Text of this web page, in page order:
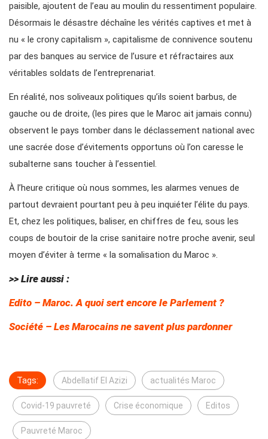
paisible, ajoutent de l’eau au moulin du ressentiment populaire.
Désormais le désastre déchaîne les vérités captives et met à
nu « le crony capitalism », capitalisme de connivence soutenu
par des banques au service de l’usure et réfractaires aux
véritables soldats de l’entreprenariat.
En réalité, nos soliveaux politiques qu’ils soient barbus, de
gauche ou de droite, (les pires que le Maroc ait jamais connu)
observent le pays tomber dans le déclassement national avec
une sacrée dose d’évitements opportuns où l’on caresse le
subalterne sans toucher à l’essentiel.
À l’heure critique où nous sommes, les alarmes venues de
partout devraient pourtant peu à peu inquiéter l’élite du pays.
Et, chez les politiques, baliser, en chiffres de feu, sous les
coups de boutoir de la crise sanitaire notre proche avenir, seul
moyen d’éviter à terme « la somalisation du Maroc ».
>> Lire aussi :
Edito – Maroc. A quoi sert encore le Parlement ?
Société – Les Marocains ne savent plus pardonner
Tags: Abdellatif El Azizi actualités Maroc
Covid-19 pauvreté Crise économique Editos
Pauvreté Maroc